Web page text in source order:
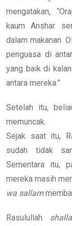
mengatakan,
kaum Anshar
dalam makanan.
penguasa di
yang baik di
antara mereka.”
Setelah itu,
memuncak.
Sejak saat itu,
sudah tidak
Sementara itu,
mereka masih
wa sallam
Rasulullah